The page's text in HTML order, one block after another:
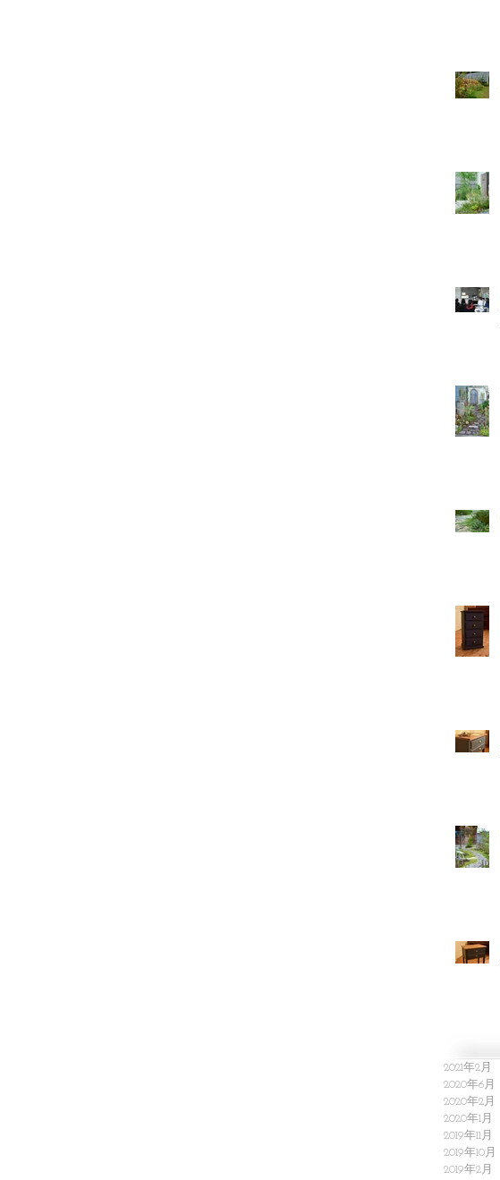
2021年2月
2020年6月
2020年2月
2020年1月
2019年11月
2019年10月
2019年2月